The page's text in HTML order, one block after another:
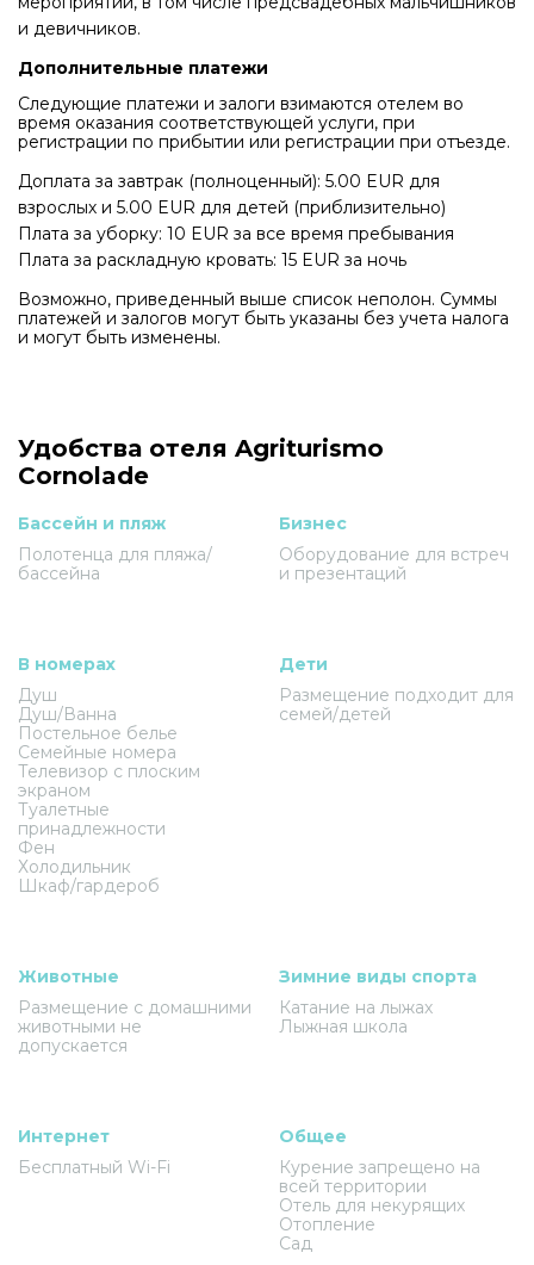
и девичников.
Дополнительные платежи
Следующие платежи и залоги взимаются отелем во
время оказания соответствующей услуги, при
регистрации по прибытии или регистрации при отъезде.
Доплата за завтрак (полноценный): 5.00 EUR для
взрослых и 5.00 EUR для детей (приблизительно)
Плата за уборку: 10 EUR за все время пребывания
Плата за раскладную кровать: 15 EUR за ночь
Возможно, приведенный выше список неполон. Суммы
платежей и залогов могут быть указаны без учета налога
и могут быть изменены.
Удобства отеля Agriturismo
Cornolade
Бассейн и пляж
Полотенца для пляжа/
бассейна
Бизнес
Оборудование для встреч
и презентаций
В номерах
Душ
Душ/Ванна
Постельное белье
Семейные номера
Телевизор с плоским
экраном
Туалетные
принадлежности
Фен
Холодильник
Шкаф/гардероб
Дети
Размещение подходит для
семей/детей
Животные
Размещение с домашними
животными не
допускается
Зимние виды спорта
Катание на лыжах
Лыжная школа
Интернет
Бесплатный Wi-Fi
Общее
Курение запрещено на
всей территории
Отель для некурящих
Отопление
Сад